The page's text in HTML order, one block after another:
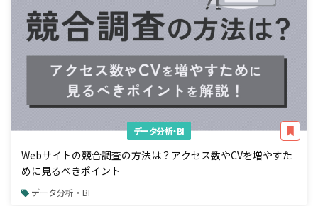
データ分析・BI
Webサイトの競合調査の方法は？アクセス数やCVを増やすた
めに見るべきポイント
データ分析・BI